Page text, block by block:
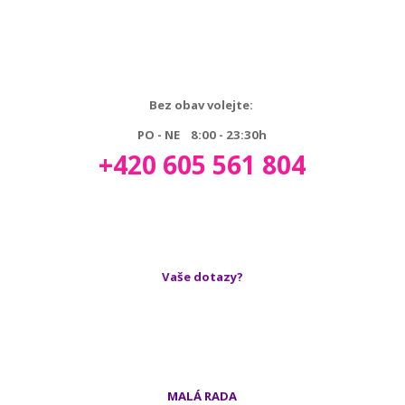
Bez obav volejte:
PO - NE 8:00 - 23:30h
+420 605 561 804
Vaše dotazy?
MALÁ RADA